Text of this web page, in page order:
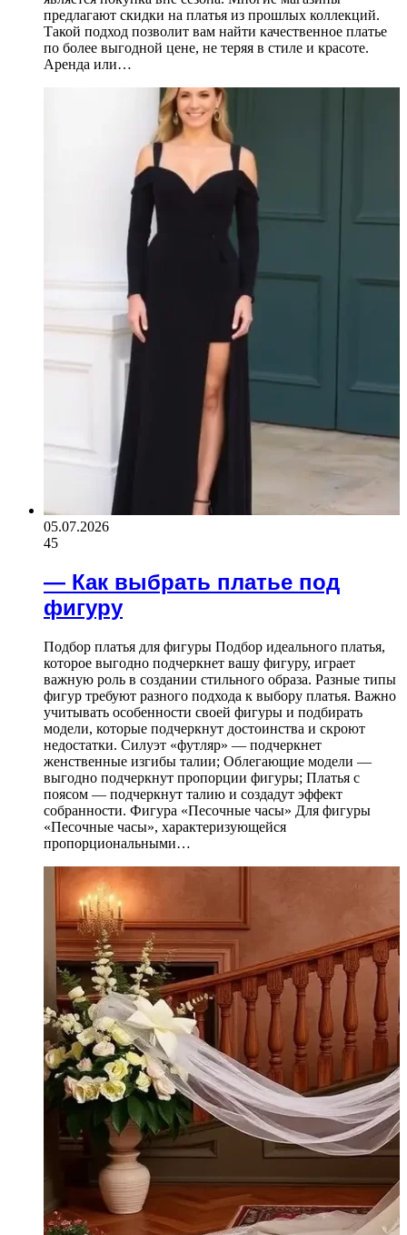
предлагают скидки на платья из прошлых коллекций.
Такой подход позволит вам найти качественное платье
по более выгодной цене, не теряя в стиле и красоте.
Аренда или…
05.07.2026
45
— Как выбрать платье под
фигуру
Подбор платья для фигуры Подбор идеального платья,
которое выгодно подчеркнет вашу фигуру, играет
важную роль в создании стильного образа. Разные типы
фигур требуют разного подхода к выбору платья. Важно
учитывать особенности своей фигуры и подбирать
модели, которые подчеркнут достоинства и скроют
недостатки. Силуэт «футляр» — подчеркнет
женственные изгибы талии; Облегающие модели —
выгодно подчеркнут пропорции фигуры; Платья с
поясом — подчеркнут талию и создадут эффект
собранности. Фигура «Песочные часы» Для фигуры
«Песочные часы», характеризующейся
пропорциональными…